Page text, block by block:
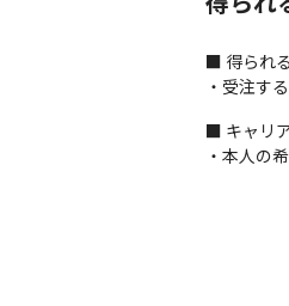
■ 得られ
・受注す
■ キャリ
・本人の